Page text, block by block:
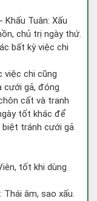
Khấu Tuân: Xấu
chủ trị ngày thứ.
bất kỳ việc chi
việc chi cũng
cưới gả, đóng
cất và tranh
tốt khác để
biệt tránh cưới gả
tốt khi dùng
âm, sao xấu.